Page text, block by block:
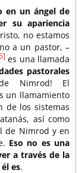
en un ángel de
su apariencia
no estamos
a un pastor, –
es una llamada
pastorales
Nimrod! El
un llamamiento
de los sistemas
así como
de Nimrod y en
Eso no es una
a través de la
es.